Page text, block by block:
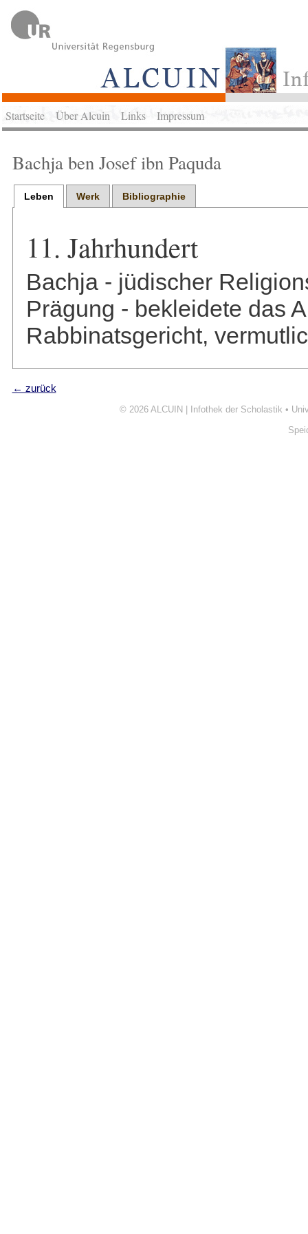
Startseite Über Alcuin Links Impressum
Bachja ben Josef ibn Paquda
Leben Werk Bibliographie
11. Jahrhundert
Bachja - jüdischer
Prägung - bekleidete das
Rabbinatsgericht,
← zurück
© 2026 ALCUIN | Infothek der Scholastik •